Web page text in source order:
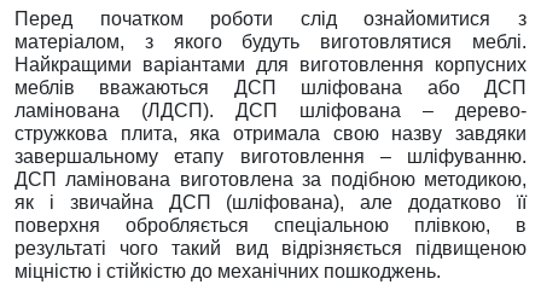
Перед початком роботи слід ознайомитися з
матеріалом, з якого будуть виготовлятися меблі.
Найкращими варіантами для виготовлення корпусних
меблів вважаються ДСП шліфована або ДСП
ламінована (ЛДСП). ДСП шліфована – дерево-
стружкова плита, яка отримала свою назву завдяки
завершальному етапу виготовлення – шліфуванню.
ДСП ламінована виготовлена за подібною методикою,
як і звичайна ДСП (шліфована), але додатково її
поверхня обробляється спеціальною плівкою, в
результаті чого такий вид відрізняється підвищеною
міцністю і стійкістю до механічних пошкоджень.